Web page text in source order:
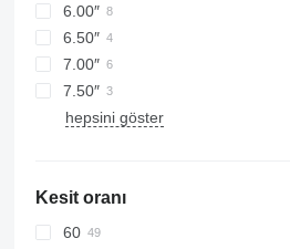
6.00″
6.50″
7.00″
7.50″
hepsini göster
Kesit oranı
60